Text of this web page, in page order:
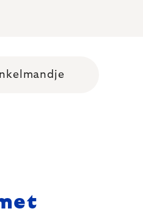
Shopping cart